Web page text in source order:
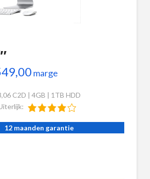
Huidige
prijs
€549,00.
marge
C2D | 4GB | 1TB HDD
12 maanden garantie